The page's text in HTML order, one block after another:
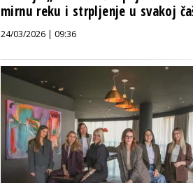
mirnu reku i strpljenje u svakoj
24/03/2026 | 09:36